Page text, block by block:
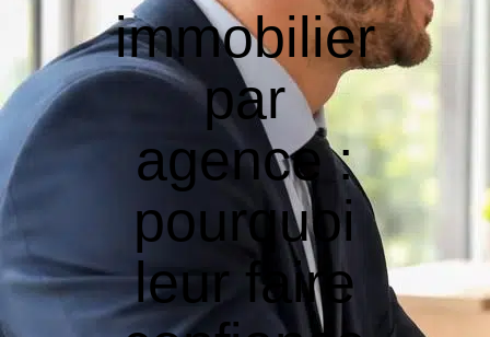
immobilier
par
agence :
pourquoi
leur faire